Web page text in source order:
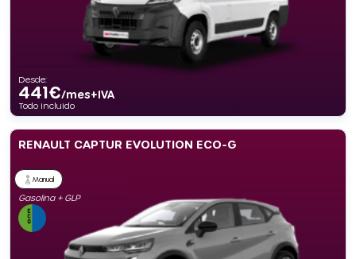
Desde:
441€/mes+IVA
Todo incluido
RENAULT CAPTUR EVOLUTION ECO-G
Manual
Gasolina + GLP